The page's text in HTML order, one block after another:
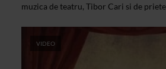
muzica de teatru, Tibor Cari si de
VIDEO